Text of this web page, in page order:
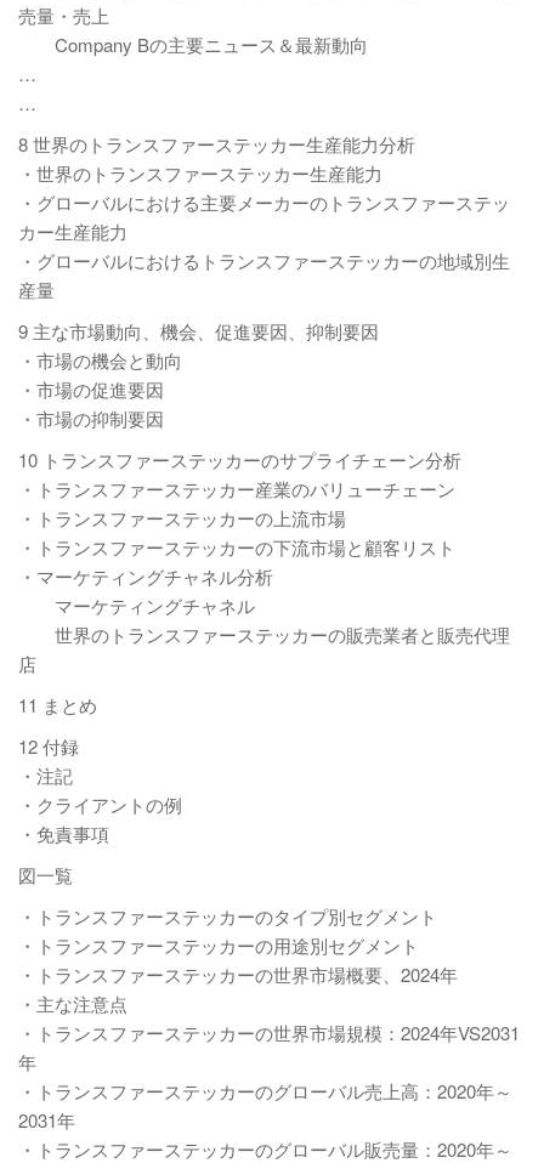
売量・売上
Company Bの主要ニュース＆最新動向
…
…
8 世界のトランスファーステッカー生産能力分析
・世界のトランスファーステッカー生産能力
・グローバルにおける主要メーカーのトランスファーステッ
カー生産能力
・グローバルにおけるトランスファーステッカーの地域別生
産量
9 主な市場動向、機会、促進要因、抑制要因
・市場の機会と動向
・市場の促進要因
・市場の抑制要因
10 トランスファーステッカーのサプライチェーン分析
・トランスファーステッカー産業のバリューチェーン
・トランスファーステッカーの上流市場
・トランスファーステッカーの下流市場と顧客リスト
・マーケティングチャネル分析
マーケティングチャネル
世界のトランスファーステッカーの販売業者と販売代理
店
11 まとめ
12 付録
・注記
・クライアントの例
・免責事項
図一覧
・トランスファーステッカーのタイプ別セグメント
・トランスファーステッカーの用途別セグメント
・トランスファーステッカーの世界市場概要、2024年
・主な注意点
・トランスファーステッカーの世界市場規模：2024年VS2031
年
・トランスファーステッカーのグローバル売上高：2020年～
2031年
・トランスファーステッカーのグローバル販売量：2020年～